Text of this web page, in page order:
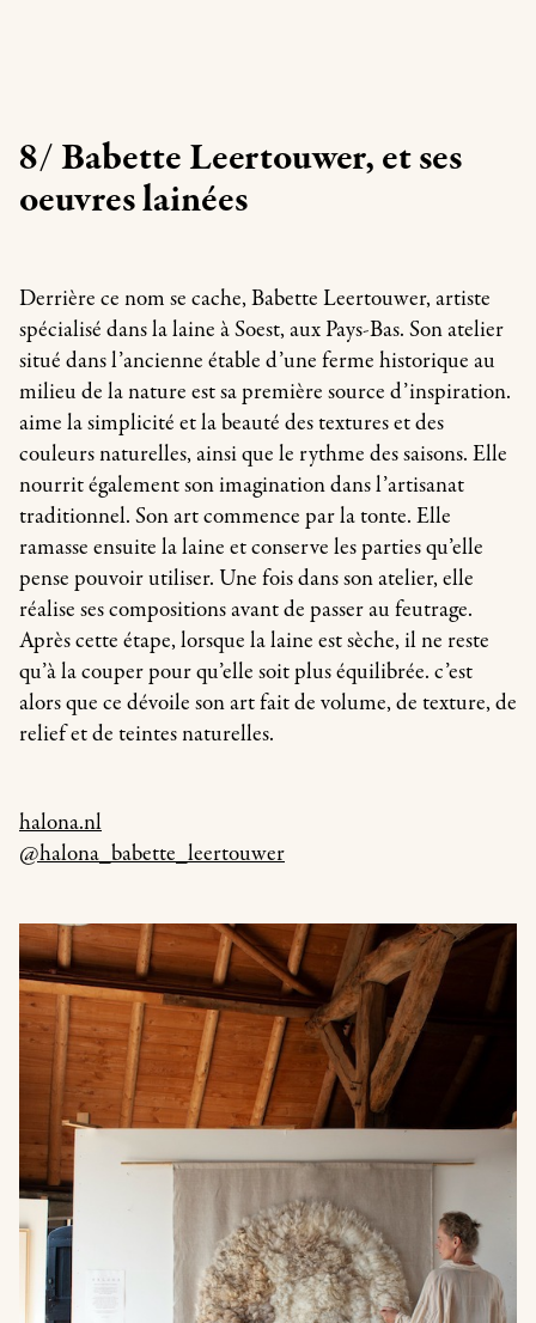
8/ Babette Leertouwer, et ses
oeuvres lainées
Derrière ce nom se cache, Babette Leertouwer, artiste
spécialisé dans la laine à Soest, aux Pays-Bas. Son atelier
situé dans l’ancienne étable d’une ferme historique au
milieu de la nature est sa première source d’inspiration.
aime la simplicité et la beauté des textures et des
couleurs naturelles, ainsi que le rythme des saisons. Elle
nourrit également son imagination dans l’artisanat
traditionnel. Son art commence par la tonte. Elle
ramasse ensuite la laine et conserve les parties qu’elle
pense pouvoir utiliser. Une fois dans son atelier, elle
réalise ses compositions avant de passer au feutrage.
Après cette étape, lorsque la laine est sèche, il ne reste
qu’à la couper pour qu’elle soit plus équilibrée. c’est
alors que ce dévoile son art fait de volume, de texture, de
relief et de teintes naturelles.
halona.nl
@halona_babette_leertouwer